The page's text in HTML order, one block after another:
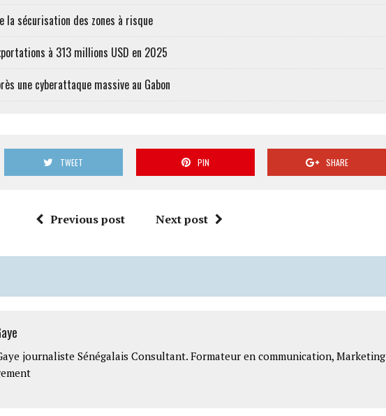
la sécurisation des zones à risque
à 313 millions USD en 2025
une cyberattaque massive au Gabon
TWEET PIN SHARE
Previous post Next post
journaliste Sénégalais Consultant. Formateur en communication, Marketing